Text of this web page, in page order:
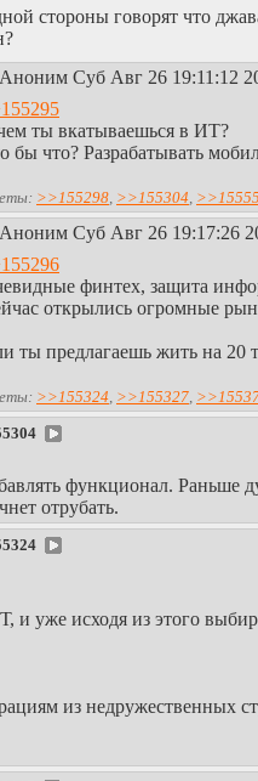
стороны говорят что
Аноним Суб Авг 26 19:11:12
ты вкатываешься в ИТ?
бы что? Разрабатывать
>>155298, >>155304,
Аноним Суб Авг 26 19:17:26
финтех, защита
открылись огромные
ты предлагаешь жить на 20
>>155324, >>155327,
функционал. Раньше
отрубать.
и уже исходя из этого
из недружественных